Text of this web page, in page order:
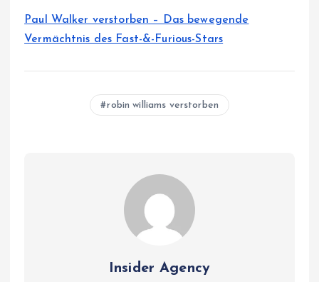
Paul Walker verstorben – Das bewegende
Vermächtnis des Fast-&-Furious-Stars
robin williams verstorben
Insider Agency